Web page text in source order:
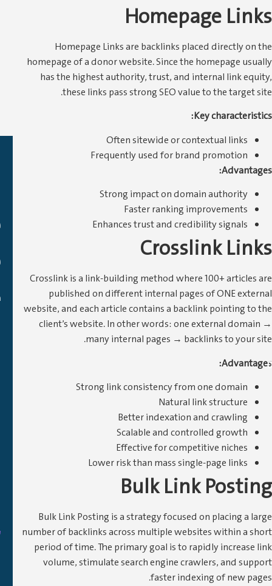
Homepage Links are
homepage of a donor website.
has the highest authority,
these links pass strong
Often
Frequently
Strong
Faster
Enhances trust
Crosslink is a link-building
published on different
website, and each article
client’s website. In other
many internal
Strong link
Better
Scalable
Effective
Lower risk than
Bulk Link Posting is a
number of backlinks across
period of time. The primary
volume, stimulate search
شركه ميلانا لتوريد
اعلي مستويات من
الجوده في مجالها
محققه افضل معادلات
النمو لتصبح من افضل
الشركات في مجال
التوريدات والمقاولات
والصيانه العامه
من رمضان
01200143505(20+)
01200143560(20+)